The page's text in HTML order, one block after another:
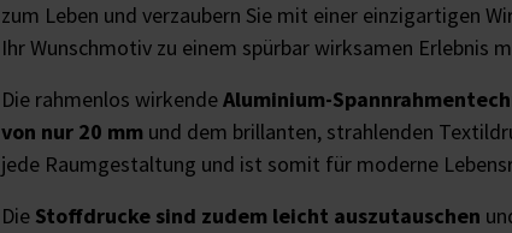
zum Leben und verzaubern Sie mit einer einzigartigen
Ihr Wunschmotiv zu einem spürbar wirksamen Erlebnis
Die rahmenlos wirkendeAluminium-
von nur 20 mm und dem brillanten, strahlenden
jede Raumgestaltung und ist somit für moderne
Die Stoffdrucke sind zudem leicht auszutauschen